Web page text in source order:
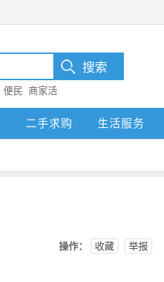
便民
商家活
二手求购 生活服务
操作： 收藏 举报